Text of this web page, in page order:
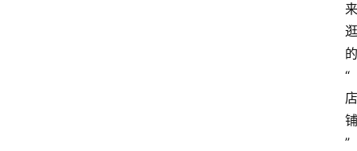
来
逛
的
“
店
铺
”